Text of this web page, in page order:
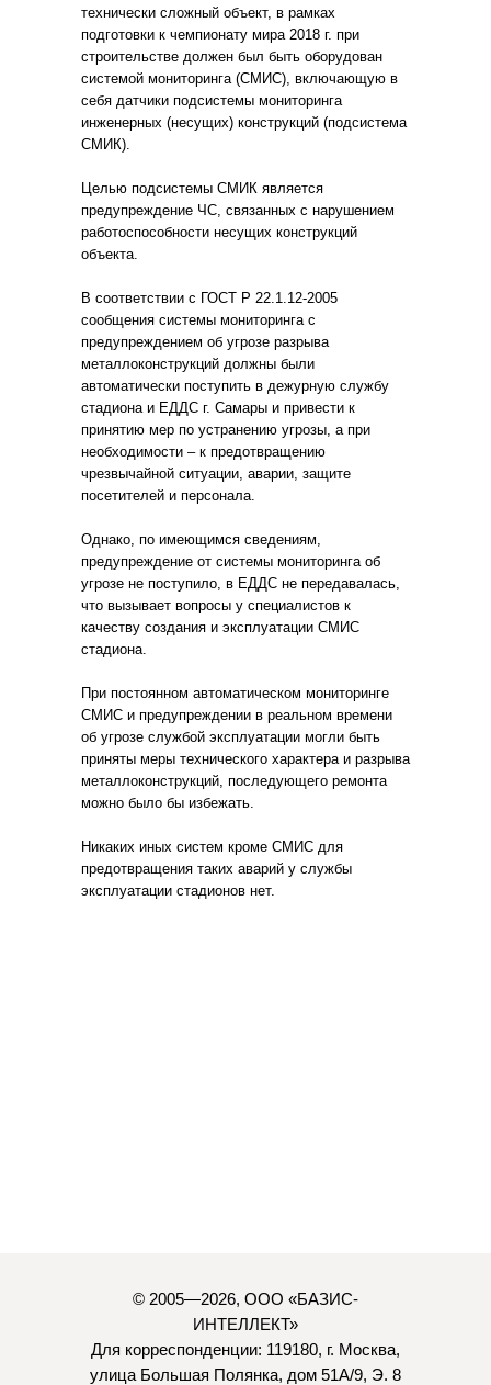
технически сложный объект, в рамках
подготовки к чемпионату мира 2018 г. при
строительстве должен был быть оборудован
системой мониторинга (СМИС), включающую в
себя датчики подсистемы мониторинга
инженерных (несущих) конструкций (подсистема
СМИК).
Целью подсистемы СМИК является
предупреждение ЧС, связанных с нарушением
работоспособности несущих конструкций
объекта.
В соответствии с ГОСТ Р 22.1.12-2005
сообщения системы мониторинга с
предупреждением об угрозе разрыва
металлоконструкций должны были
автоматически поступить в дежурную службу
стадиона и ЕДДС г. Самары и привести к
принятию мер по устранению угрозы, а при
необходимости – к предотвращению
чрезвычайной ситуации, аварии, защите
посетителей и персонала.
Однако, по имеющимся сведениям,
предупреждение от системы мониторинга об
угрозе не поступило, в ЕДДС не передавалась,
что вызывает вопросы у специалистов к
качеству создания и эксплуатации СМИС
стадиона.
При постоянном автоматическом мониторинге
СМИС и предупреждении в реальном времени
об угрозе службой эксплуатации могли быть
приняты меры технического характера и разрыва
металлоконструкций, последующего ремонта
можно было бы избежать.
Никаких иных систем кроме СМИС для
предотвращения таких аварий у службы
эксплуатации стадионов нет.
© 2005—2026, ООО «БАЗИС-
ИНТЕЛЛЕКТ»
Для корреспонденции: 119180, г. Москва,
улица Большая Полянка, дом 51А/9, Э. 8